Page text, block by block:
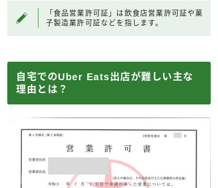
「食品営業許可証」は飲食店営業許可証や菓
子製造業許可証などを指します。
自宅でのUber Eats出店が難しい主な
理由とは？